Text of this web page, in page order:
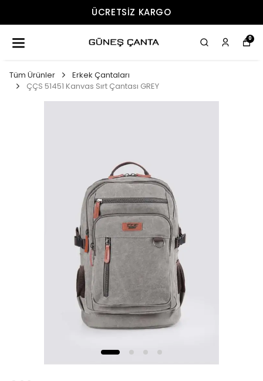
ÜCRETSIZ KARGO
0
Tüm Ürünler
Erkek Çantaları
ÇÇS 51451 Kanvas Sırt Çantası GREY